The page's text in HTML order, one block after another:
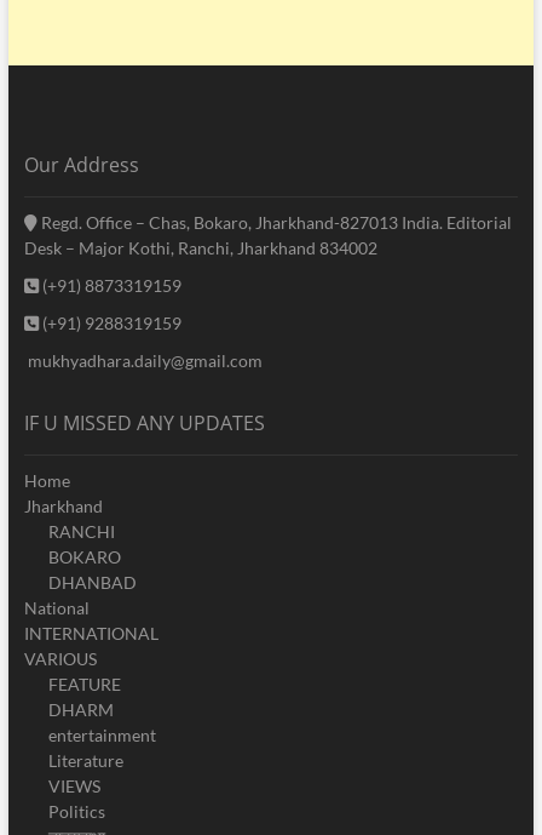
Our Address
Regd. Office – Chas, Bokaro, Jharkhand-827013 India. Editorial
Desk – Major Kothi, Ranchi, Jharkhand 834002
(+91) 8873319159
(+91) 9288319159
mukhyadhara.daily@gmail.com
IF U MISSED ANY UPDATES
Home
Jharkhand
RANCHI
BOKARO
DHANBAD
National
INTERNATIONAL
VARIOUS
FEATURE
DHARM
entertainment
Literature
VIEWS
Politics